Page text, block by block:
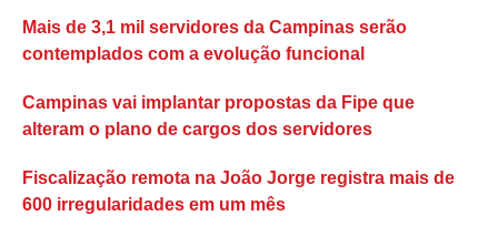
Mais de 3,1 mil servidores da Campinas serão
contemplados com a evolução funcional
Campinas vai implantar propostas da Fipe que
alteram o plano de cargos dos servidores
Fiscalização remota na João Jorge registra mais de
600 irregularidades em um mês